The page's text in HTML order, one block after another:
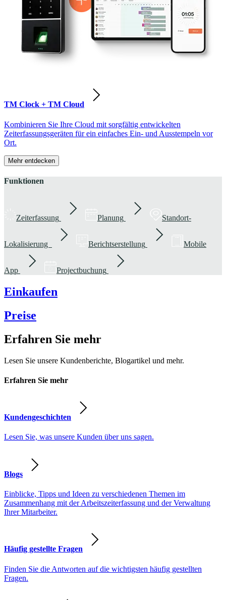
TM Clock + TM Cloud
Kombinieren Sie Ihre Cloud mit sorgfältig entwickelten
Zeiterfassungsgeräten für ein einfaches Ein- und Ausstempeln vor
Ort.
Mehr entdecken
Funktionen
Zeiterfassung Planung Standort-
Lokalisierung Berichtserstellung Mobile
App Projectbuchung
Einkaufen
Preise
Erfahren Sie mehr
Lesen Sie unsere Kundenberichte, Blogartikel und mehr.
Erfahren Sie mehr
Kundengeschichten
Lesen Sie, was unsere Kunden über uns sagen.
Blogs
Einblicke, Tipps und Ideen zu verschiedenen Themen im
Zusammenhang mit der Arbeitszeiterfassung und der Verwaltung
Ihrer Mitarbeiter.
Häufig gestellte Fragen
Finden Sie die Antworten auf die wichtigsten häufig gestellten
Fragen.